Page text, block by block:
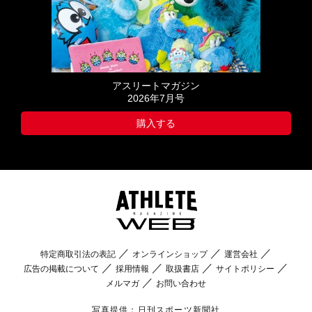
アスリートマガジン
2026年7月号
購入する
特定商取引法の表記 オンラインショップ
運営会社
広告の掲載について
採用情報 取扱書店
サイトポリシー
メルマガ
お問い合わせ
写真提供：日刊スポーツ新聞社